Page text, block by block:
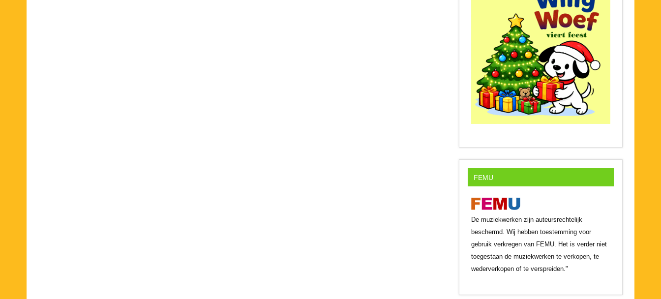
FEMU
De muziekwerken zijn auteursrechtelijk
beschermd. Wij hebben toestemming voor
gebruik verkregen van FEMU. Het is verder niet
toegestaan de muziekwerken te verkopen, te
wederverkopen of te verspreiden."